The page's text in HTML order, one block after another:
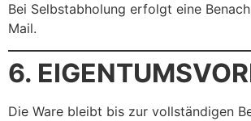
Bei Selbstabholung erfolgt eine
Mail.
6.
Die Ware bleibt bis zur vollständigen